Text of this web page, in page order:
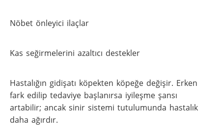
Nöbet önleyici ilaçlar
Kas seğirmelerini azaltıcı destekler
Hastalığın gidişatı köpekten köpeğe değişir. Erken
fark edilip tedaviye başlanırsa iyileşme şansı
artabilir; ancak sinir sistemi tutulumunda hastalık
daha ağırdır.